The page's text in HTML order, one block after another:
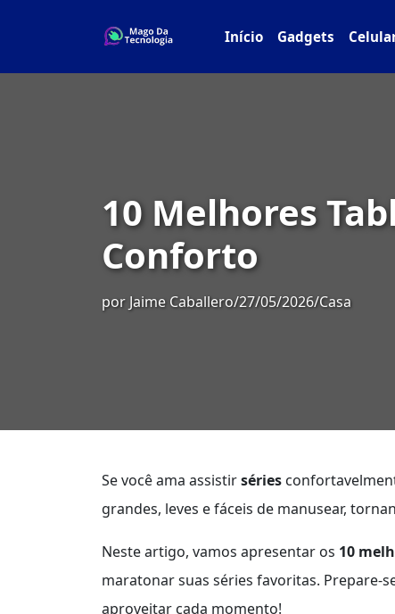
Início Gadgets
10 Melhores
Conforto
por Jaime Caballero/27/05/2026/Casa
Se você ama assistirséries
grandes, leves e fáceis de manusear,
Neste artigo, vamos apresentar os 10
maratonar suas séries favoritas. Prepare-
aproveitar cada momento!